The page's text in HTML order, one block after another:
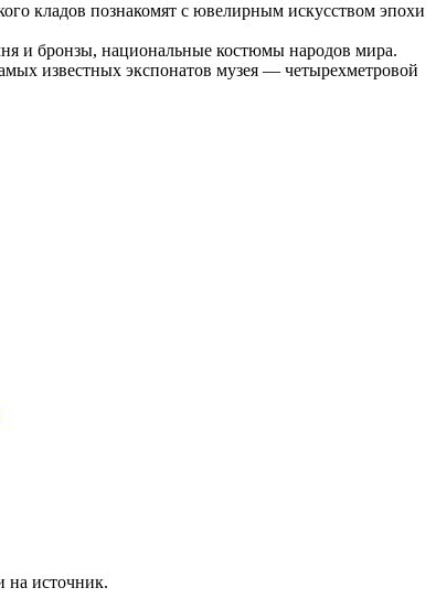
кладов познакомят с ювелирным искусством эпохи
и бронзы, национальные костюмы народов мира.
известных экспонатов музея — четырехметровой
на источник.